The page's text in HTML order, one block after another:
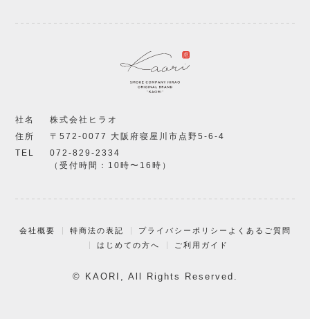
社名
株式会社ヒラオ
住所
〒572-0077 大阪府寝屋川市点野5-6-4
TEL
072-829-2334
（受付時間：10時〜16時）
会社概要 特商法の表記 プライバシーポリシー よくあるご質問
はじめての方へ
ご利用ガイド
© KAORI, All Rights Reserved.